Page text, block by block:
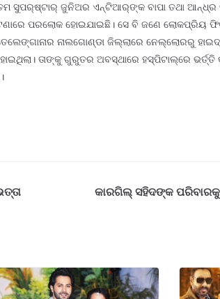
ସୁପର୍‌ଷ୍ଟାର୍ ଜୁନିଅର ଏନ୍‌ଟିଆର୍‌ଙ୍କ ବାପା ତଥା
ପରଲୋକ ହୋଇଯାଇଛି। ସେ ବି ଜଣେ ଲୋକପ୍ରିୟ
ନାଲଗୋଣ୍ଡା ଜିଲ୍ଲାରେ ନେଲ୍ଲୋରରୁ
ତାଙ୍କୁ ଗୁରୁତର ଅବସ୍ଥାରେ ହସ୍‌ପିଟାଲ୍‌ରେ ଭର୍ତ୍ତି
କାରଗିଲ୍ ସହିଦଙ୍କ